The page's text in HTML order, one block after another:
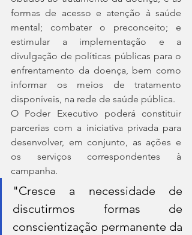
formas de acesso e atenção à saúde
mental; combater o preconceito; e
estimular a implementação e a
divulgação de políticas públicas para o
enfrentamento da doença, bem como
informar os meios de tratamento
disponíveis, na rede de saúde pública.
O Poder Executivo poderá constituir
parcerias com a iniciativa privada para
desenvolver, em conjunto, as ações e
os serviços correspondentes à
campanha.
"Cresce a necessidade de
discutirmos formas de
conscientização permanente da